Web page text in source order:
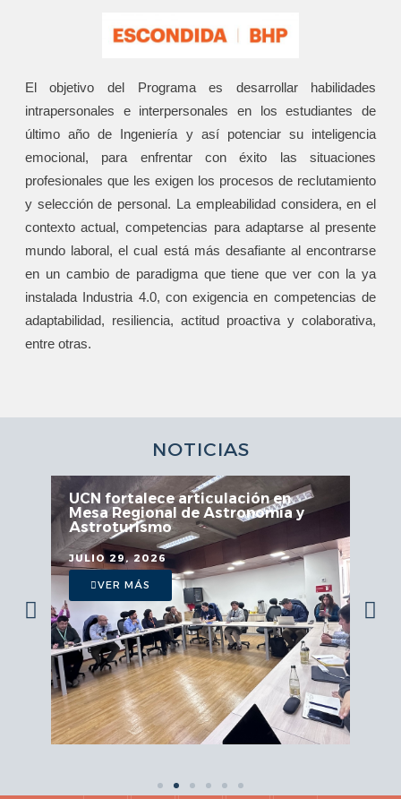
El objetivo del Programa es desarrollar habilidades
intrapersonales e interpersonales en los estudiantes de
último año de Ingeniería y así potenciar su inteligencia
emocional, para enfrentar con éxito las situaciones
profesionales que les exigen los procesos de reclutamiento
y selección de personal. La empleabilidad considera, en el
contexto actual, competencias para adaptarse al presente
mundo laboral, el cual está más desafiante al encontrarse
en un cambio de paradigma que tiene que ver con la ya
instalada Industria 4.0, con exigencia en competencias de
adaptabilidad, resiliencia, actitud proactiva y colaborativa,
entre otras.
NOTICIAS
UCN fortalece articulación en
Mesa Regional de Astronomía y
Astroturismo
JULIO 29, 2026
VER MÁS